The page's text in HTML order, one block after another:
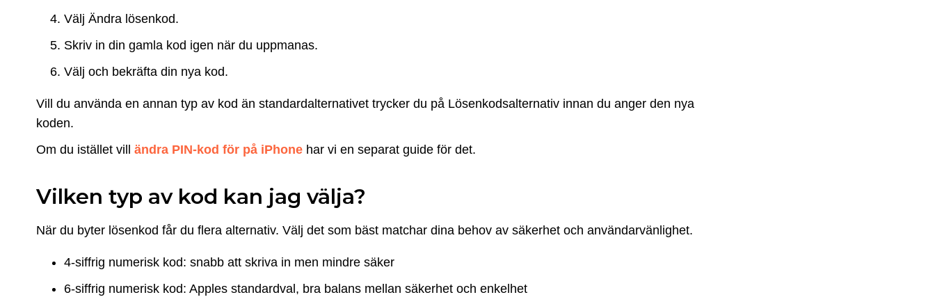
Välj Ändra lösenkod.
Skriv in din gamla kod igen när du uppmanas.
Välj och bekräfta din nya kod.
Vill du använda en annan typ av kod än standardalternativet trycker du på Lösenkodsalternativ innan du anger den nya
koden.
Om du istället vill ändra PIN-kod för på iPhone har vi en separat guide för det.
Vilken typ av kod kan jag välja?
När du byter lösenkod får du flera alternativ. Välj det som bäst matchar dina behov av säkerhet och användarvänlighet.
4-siffrig numerisk kod: snabb att skriva in men mindre säker
6-siffrig numerisk kod: Apples standardval, bra balans mellan säkerhet och enkelhet